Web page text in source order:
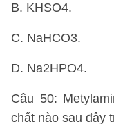
B. KHSO4.
C. NaHCO3.
D. Na2HPO4.
Câu 50:
chất nào sau đây